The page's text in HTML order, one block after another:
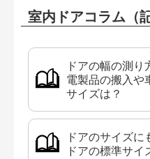
室内ドアコラム（記
ドアの幅の測
電製品の搬入や
サイズは？
ドアのサイズ
ドアの標準サイ